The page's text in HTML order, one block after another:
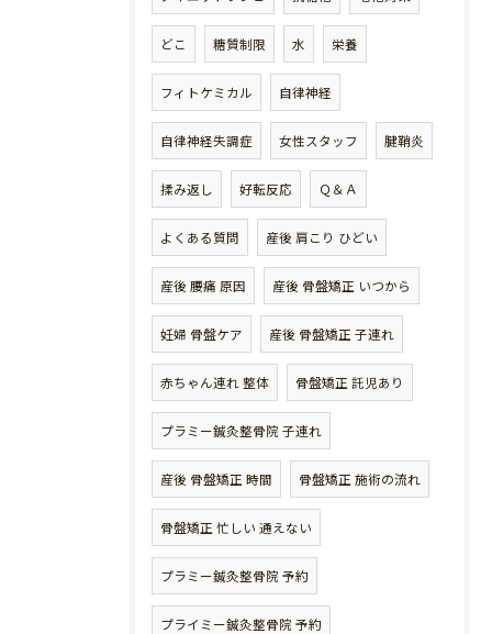
どこ 糖質制限 水 栄養
フィトケミカル 自律神経
自律神経失調症 女性スタッフ 腱鞘炎
揉み返し 好転反応 Ｑ＆Ａ
よくある質問 産後 肩こり ひどい
産後 腰痛 原因 産後 骨盤矯正 いつから
妊婦 骨盤ケア 産後 骨盤矯正 子連れ
赤ちゃん連れ 整体 骨盤矯正 託児あり
プラミー鍼灸整骨院 子連れ
産後 骨盤矯正 時間 骨盤矯正 施術の流れ
骨盤矯正 忙しい 通えない
プラミー鍼灸整骨院 予約
プライミー鍼灸整骨院 予約